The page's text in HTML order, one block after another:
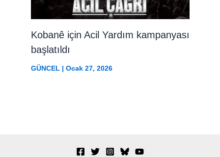
Kobanê için Acil Yardım kampanyası
başlatıldı
GÜNCEL | Ocak 27, 2026